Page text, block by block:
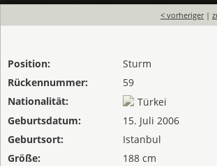
< vorheriger|
Position:
Sturm
Rückennummer:
59
Nationalität:
Türkei
Geburtsdatum:
15. Juli 2006
Geburtsort:
Istanbul
Größe:
188 cm